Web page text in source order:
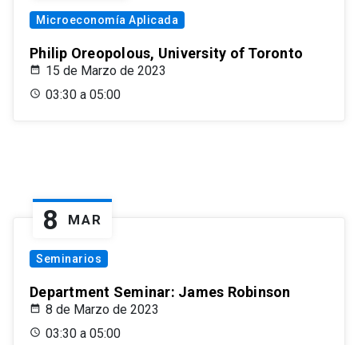
Microeconomía Aplicada
Philip Oreopolous, University of Toronto
15 de Marzo de 2023
03:30 a 05:00
8 MAR
Seminarios
Department Seminar: James Robinson
8 de Marzo de 2023
03:30 a 05:00